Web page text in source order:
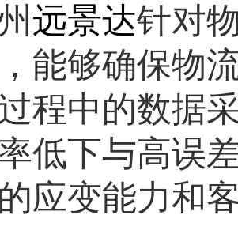
远景达针对
能够确保物
程中的数据
低下与高误
应变能力和